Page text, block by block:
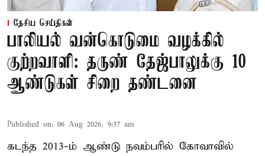
தேசிய செய்திகள்
பாலியல் வன்கொடுமை வழக்கில்
குற்றவாளி: தருண் தேஜ்பாலுக்கு 10
ஆண்டுகள் சிறை தண்டனை
Published on: 06 Aug 2026, 9:37 am
கடந்த 2013-ம் ஆண்டு நவம்பரில் கோவாவில்